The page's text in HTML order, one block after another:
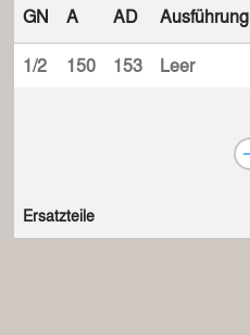
GN A AD Ausführung
1/2
150 153 Leer
Ersatzteile